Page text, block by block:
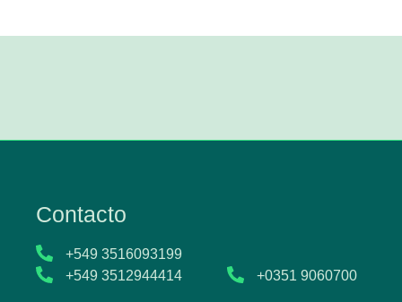
Contacto
+549 3516093199
+549 3512944414
+0351 9060700